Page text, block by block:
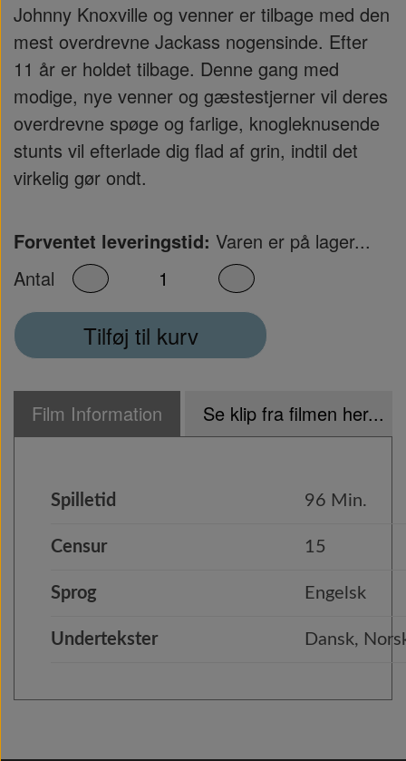
Johnny Knoxville og venner er tilbage med den
mest overdrevne Jackass nogensinde. Efter
11 år er holdet tilbage. Denne gang med
modige, nye venner og gæstestjerner vil deres
overdrevne spøge og farlige, knogleknusende
stunts vil efterlade dig flad af grin, indtil det
virkelig gør ondt.
Forventet leveringstid: Varen er på lager...
Antal
Tilføj til kurv
Film Information Se klip fra filmen her...
Spilletid 96 Min.
Censur 15
Sprog Engelsk
Undertekster Dansk,